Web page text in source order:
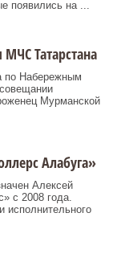
появились на ...
Татарстана
по Набережным
Мурманской
Алабуга»
Алексей
с 2008 года.
исполнительного